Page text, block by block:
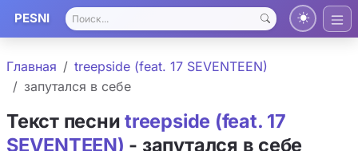
PESNI
Главная
treepside (feat. 17 SEVENTEEN)
запутался в себе
Текст песниtreepside (feat. 17
SEVENTEEN) - запутался в себе